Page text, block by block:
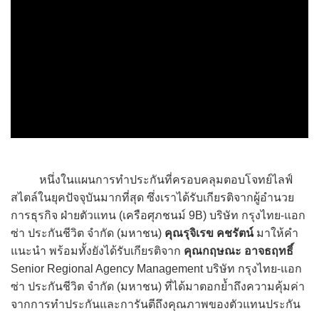
หนึ่งในแผนการทำประกันที่ครอบคลุมตอบโจทย์ไลฟ์
สไตล์ในยุคปัจจุบันมากที่สุด ซึ่งเราได้รับเกียรติจากผู้อำนวย
การธุรกิจ ฝ่ายตัวแทน (เครือศุภชนม์ 9B) บริษัท กรุงไทย-แอก
ซ่า ประกันชีวิต จำกัด (มหาชน) คุณรุจิเรข คชรัตน์มาให้คำ
แนะนำ พร้อมทั้งยังได้รับเกียรติจาก คุณกฤษณะ อาจธฤทธิ์
Senior Regional Agency Management บริษัท กรุงไทย-แอก
ซ่า ประกันชีวิต จำกัด (มหาชน) ที่ได้มาตอกย้ำถึงความคุ้มค่า
จากการทำประกันและการันตีถึงคุณภาพของตัวแทนประกัน